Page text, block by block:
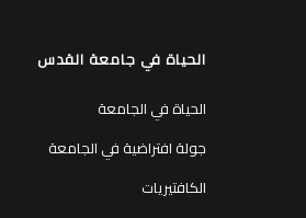
الحياة في جامعة القدس
الحياة في الجامعة
جولة افتراضية في الجامعة
الكافتيريات